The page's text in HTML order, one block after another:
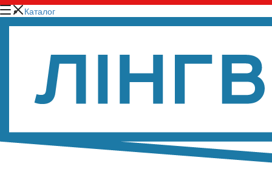
Каталог